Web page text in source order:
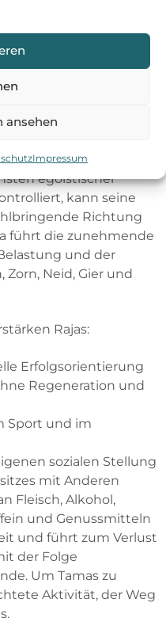
ansehen
Impressum
Harmonie
Reden und Handeln
egoistischer
kann seine
Richtung
führt die zunehmende
und der
Neid, Gier und
Rajas:
Erfolgsorientierung
Regeneration und
Sport und im
sozialen Stellung
mit Anderen
Fleisch, Alkohol,
und Genussmitteln
und führt zum Verlust
der Folge
Um Tamas zu
Aktivität, der Weg